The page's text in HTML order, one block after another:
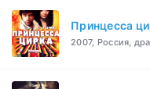
Принцесса
2007, Россия,